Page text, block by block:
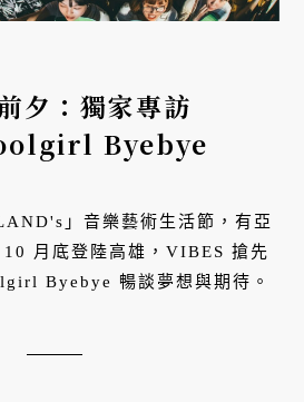
夕：獨家專訪
Byebye
」音樂藝術生活節，有亞
月底登陸高雄，VIBES 搶先
Byebye 暢談夢想與期待。